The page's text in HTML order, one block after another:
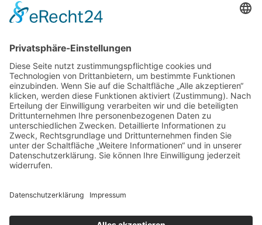
Mit gezielten Übungen zur Sicherheit in allen
Sprachaufgaben mühelos
Vom Kern zur Ernte: So legst du den Grundstein
für deinen Erfolg im Homegrow
Effiziente Wassernutzung im Brandschutz: Was
Lagerstrategien wirklich verändern können
Trennungen ohne Fallstricke: So schützen Sie Ihr
Vermögen und Ihre Rechte im Familienalltag
langlebig, platzsparend und frei von
Schadstoffen